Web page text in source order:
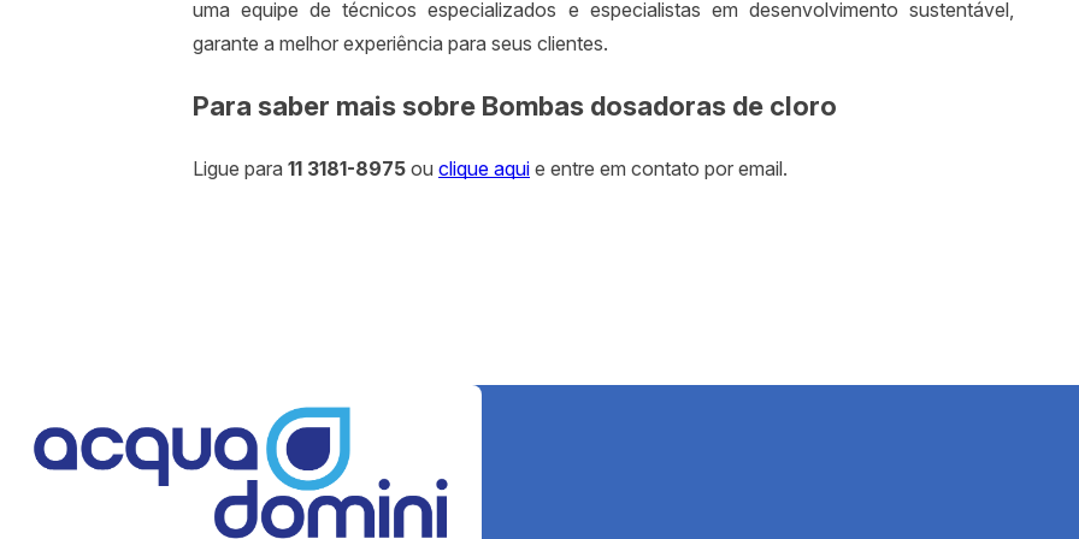
uma equipe de técnicos especializados e especialistas em desenvolvimento sustentável,
garante a melhor experiência para seus clientes.
Para saber mais sobre Bombas dosadoras de cloro
Ligue para 11 3181-8975 ou clique aqui e entre em contato por email.
Filtro